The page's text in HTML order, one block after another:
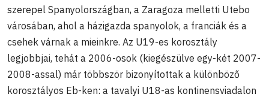
szerepel Spanyolországban, a Zaragoza melletti Utebo
városában, ahol a házigazda spanyolok, a franciák és a
csehek várnak a mieinkre. Az U19-es korosztály
legjobbjai, tehát a 2006-osok (kiegészülve egy-két 2007-
2008-assal) már többször bizonyítottak a különböző
korosztályos Eb-ken: a tavalyi U18-as kontinensviadalon